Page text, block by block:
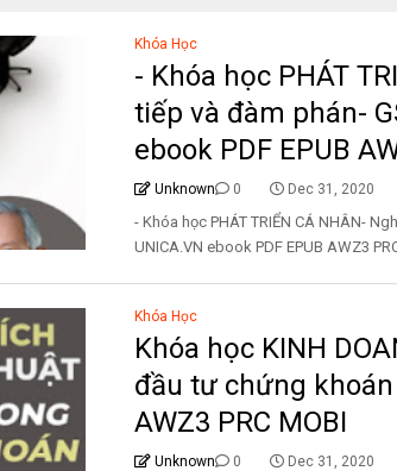
Khóa Học
- Khóa học PHÁT
tiếp và đàm phán-
ebook PDF EPUB
Unknown 0 Dec 31, 2020
- Khóa học PHÁT TRIỂN CÁ NHÂN-
UNICA.VN ebook PDF EPUB AWZ3
Khóa Học
Khóa học KINH
đầu tư chứng khoán
AWZ3 PRC MOBI
Unknown 0 Dec 31, 2020